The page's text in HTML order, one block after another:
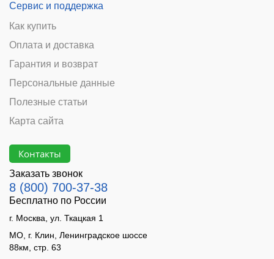
Сервис и поддержка
Как купить
Оплата и доставка
Гарантия и возврат
Персональные данные
Полезные статьи
Карта сайта
Контакты
Заказать звонок
8 (800) 700-37-38
Бесплатно по России
г. Москва, ул. Ткацкая 1
МО, г. Клин, Ленинградское шоссе
88км, стр. 63